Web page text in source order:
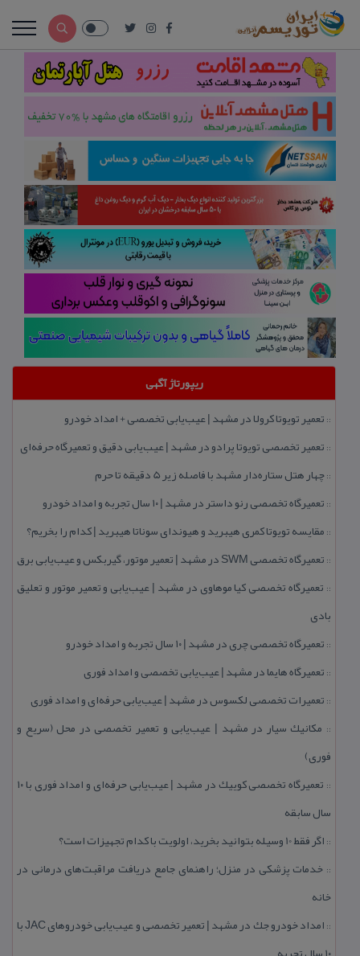
ریپورتاژ آگهی
:: تعمیر تویوتا كرولا در مشهد | عیب‌یابی تخصصی + امداد خودرو
:: تعمیر تخصصی تویوتا پرادو در مشهد | عیب‌یابی دقیق و تعمیرگاه حرفه‌ای
::چهار هتل‌ ستاره‌دار مشهد با فاصله زیر 5 دقیقه تا حرم
:: تعمیرگاه تخصصی رنو داستر در مشهد | ۱۰ سال تجربه و امداد خودرو
:: مقایسه تویوتا كمری هیبرید و هیوندای سوناتا هیبرید | كدام را بخریم؟
:: تعمیرگاه تخصصی SWM در مشهد | تعمیر موتور، گیربكس و عیب‌یابی برق
:: تعمیرگاه تخصصی كیا موهاوی در مشهد | عیب‌یابی و تعمیر موتور و تعلیق
بادی
:: تعمیرگاه تخصصی چری در مشهد | ۱۰ سال تجربه و امداد خودرو
:: تعمیرگاه هایما در مشهد | عیب‌یابی تخصصی و امداد فوری
:: تعمیرات تخصصی لكسوس در مشهد | عیب‌یابی حرفه‌ای و امداد فوری
:: مكانیك سیار در مشهد | عیب‌یابی و تعمیر تخصصی در محل (سریع و
فوری)
::
تعمیرگاه تخصصی كوییك در مشهد | عیب‌یابی حرفه‌ای و امداد فوری با ۱۰
سال سابقه
:: اگر فقط 10 وسیله بتوانید بخرید، اولویت با كدام تجهیزات است؟
:: خدمات پزشكی در منزل؛ راهنمای جامع دریافت مراقبت‌های درمانی در
خانه
::
امداد خودرو جك در مشهد | تعمیر تخصصی و عیب‌یابی خودروهای JAC با